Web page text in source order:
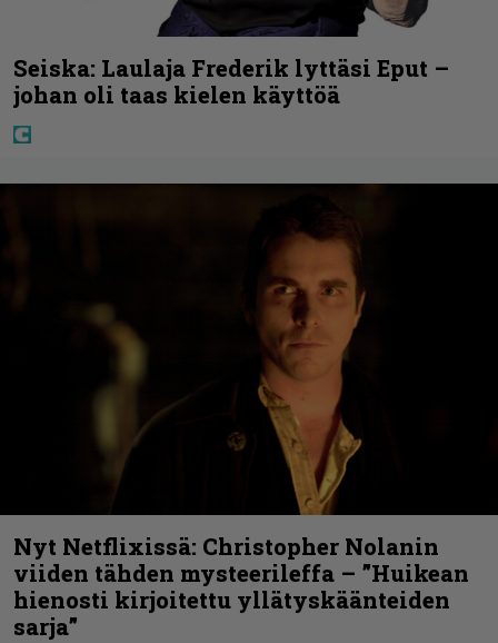
Seiska: Laulaja Frederik lyttäsi Eput –
johan oli taas kielen käyttöä
Nyt Netflixissä: Christopher Nolanin
viiden tähden mysteerileffa – ”Huikean
hienosti kirjoitettu yllätyskäänteiden
sarja”